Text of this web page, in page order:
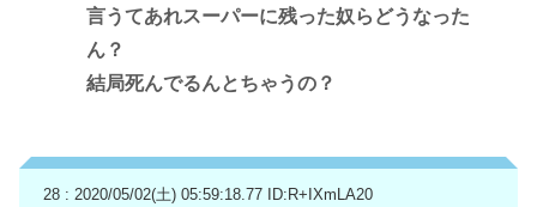
言うてあれスーパーに残った奴らどうなった
ん？
結局死んでるんとちゃうの？
28 : 2020/05/02(土) 05:59:18.77 ID:R+IXmLA20